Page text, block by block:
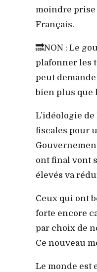
moindre prise
Français.
🔜NON : Le
plafonner les
peut
bien plus que
L’idéologie
fiscales pour
ont final vont
élevés va
Ceux qui ont
forte encore
par choix de
Ce nouveau
Le monde est